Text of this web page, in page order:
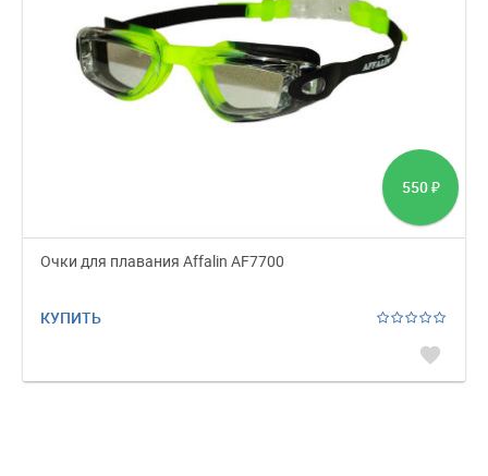
550 ₽
Очки для плавания Affalin AF7700
КУПИТЬ
favorite